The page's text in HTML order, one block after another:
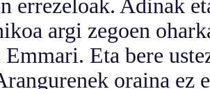
errezeloak. Adinak
argi zegoen
Emmari. Eta bere
oraina ez